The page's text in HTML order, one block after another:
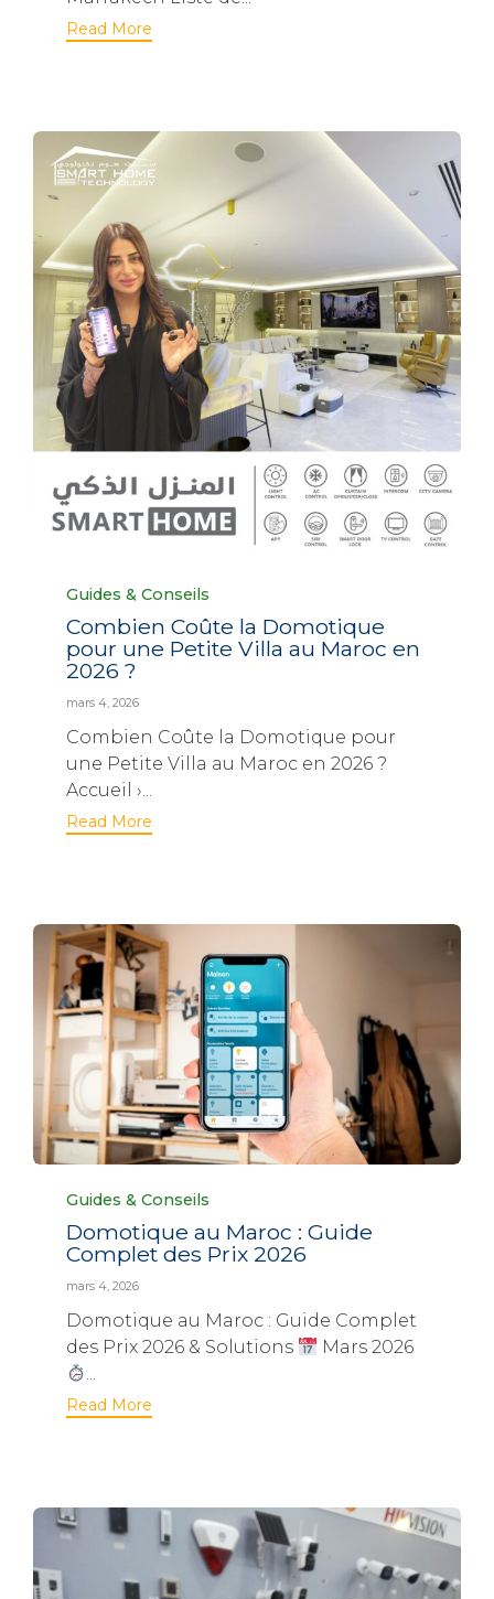
Read More
Category
Guides & Conseils
Combien Coûte la Domotique
pour une Petite Villa au Maroc en
2026 ?
mars 4, 2026
Combien Coûte la Domotique pour
une Petite Villa au Maroc en 2026 ?
Accueil ›...
Read More
Category
Guides & Conseils
Domotique au Maroc : Guide
Complet des Prix 2026
mars 4, 2026
Domotique au Maroc : Guide Complet
des Prix 2026 & Solutions
Mars 2026
...
Read More